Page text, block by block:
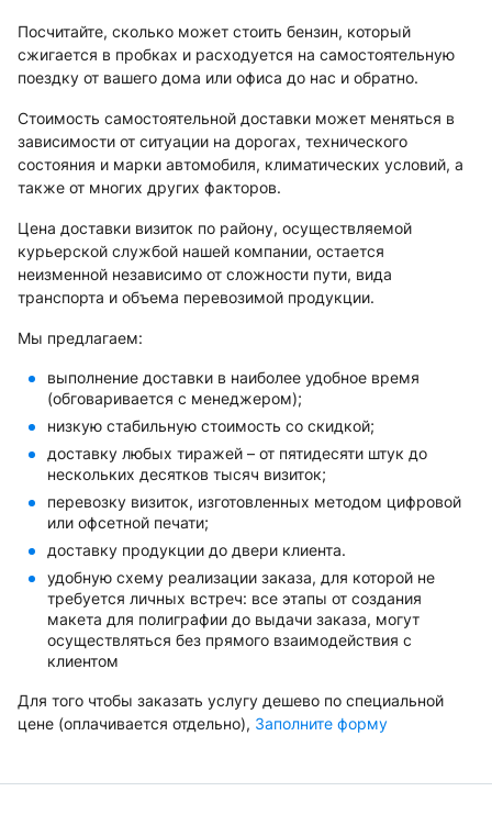
Посчитайте, сколько может стоить бензин, который
сжигается в пробках и расходуется на самостоятельную
поездку от вашего дома или офиса до нас и обратно.
Стоимость самостоятельной доставки может меняться в
зависимости от ситуации на дорогах, технического
состояния и марки автомобиля, климатических условий, а
также от многих других факторов.
Цена доставки визиток по району, осуществляемой
курьерской службой нашей компании, остается
неизменной независимо от сложности пути, вида
транспорта и объема перевозимой продукции.
Мы предлагаем:
выполнение доставки в наиболее удобное время
(обговаривается с менеджером);
низкую стабильную стоимость со скидкой;
доставку любых тиражей – от пятидесяти штук до
нескольких десятков тысяч визиток;
перевозку визиток, изготовленных методом цифровой
или офсетной печати;
доставку продукции до двери клиента.
удобную схему реализации заказа, для которой не
требуется личных встреч: все этапы от создания
макета для полиграфии до выдачи заказа, могут
осуществляться без прямого взаимодействия с
клиентом
Для того чтобы заказать услугу дешево по специальной
цене (оплачивается отдельно), Заполните форму